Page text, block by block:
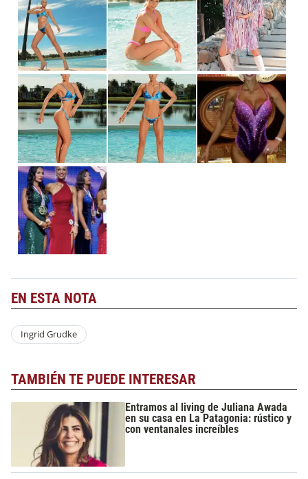
EN ESTA NOTA
Ingrid Grudke
TAMBIÉN TE PUEDE INTERESAR
Entramos al living de Juliana Awada
en su casa en La Patagonia: rústico y
con ventanales increíbles